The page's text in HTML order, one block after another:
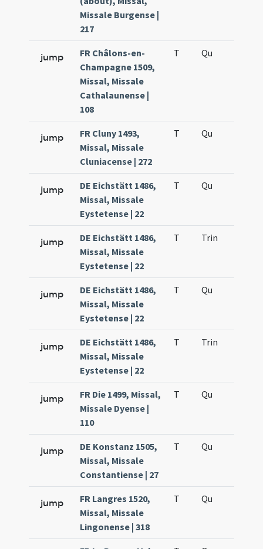
Missale Burgense |
217
jump
FR Châlons-en-
Champagne 1509,
Missal, Missale
Cathalaunense |
108
T Qu
jump
FR Cluny 1493,
Missal, Missale
Cluniacense | 272
T Qu
jump
DE Eichstätt 1486,
Missal, Missale
Eystetense | 22
T Qu
jump
DE Eichstätt 1486,
Missal, Missale
Eystetense | 22
T Trin
jump
DE Eichstätt 1486,
Missal, Missale
Eystetense | 22
T Qu
jump
DE Eichstätt 1486,
Missal, Missale
Eystetense | 22
T Trin
jump
FR Die 1499, Missal,
Missale Dyense |
110
T Qu
jump
DE Konstanz 1505,
Missal, Missale
Constantiense | 27
T Qu
jump
FR Langres 1520,
Missal, Missale
Lingonense | 318
T Qu